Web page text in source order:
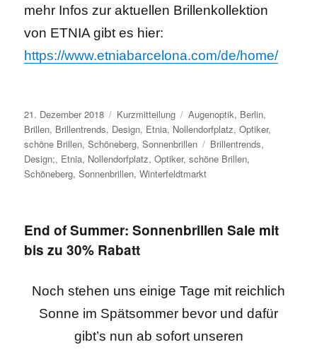
mehr Infos zur aktuellen Brillenkollektion
von ETNIA gibt es hier:
https://www.etniabarcelona.com/de/home/
Veröffentlicht
am
21. Dezember 2018 Format
Kurzmitteilung Kategorien
Augenoptik, Berlin,
Brillen, Brillentrends, Design, Etnia, Nollendorfplatz,Optiker,
schöne Brillen,Schöneberg,Sonnenbrillen Schlagwörter
Brillentrends,
Design;, Etnia, Nollendorfplatz,Optiker,schöne Brillen,
Schöneberg,Sonnenbrillen,Winterfeldtmarkt
End of Summer: Sonnenbrillen Sale mit
bis zu 30% Rabatt
Noch stehen uns einige Tage mit reichlich
Sonne im Spätsommer bevor und dafür
gibt’s nun ab sofort unseren